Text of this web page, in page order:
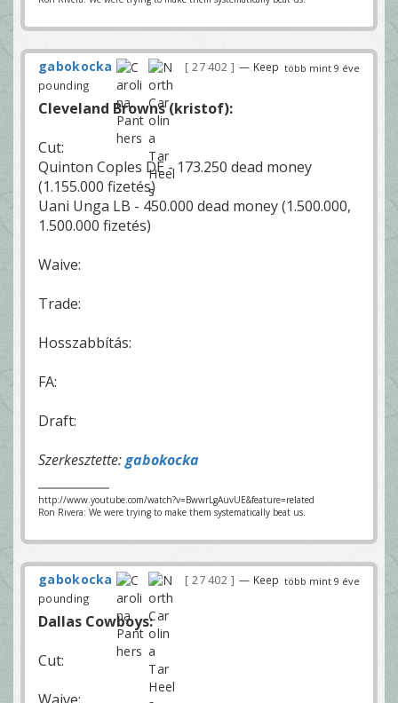
több mint 9 éve
gabokocka 27 402
— Keep
pounding
Cleveland Browns (kristof):
Cut:
Quinton Coples DE - 173.250 dead money
(1.155.000 fizetés)
Uani Unga LB - 450.000 dead money (1.500.000,
1.500.000 fizetés)
Waive:
Trade:
Hosszabbítás:
FA:
Draft:
Szerkesztette:gabokocka
http://www.youtube.com/watch?v=BwwrLgAuvUE&feature=related
Ron Rivera: We were trying to make them systematically beat us.
több mint 9 éve
gabokocka 27 402
— Keep
pounding
Dallas Cowboys:
Cut: